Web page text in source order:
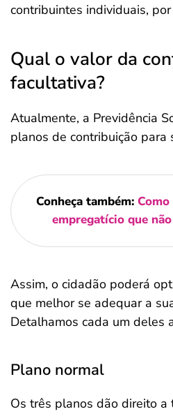
contribuintes individuais,
Qual o valor da
facultativa?
Atualmente, a Previdência
planos de contribuição para
Conheça também:
empregatício que
Assim, o cidadão poderá
que melhor se adequar a
Detalhamos cada um deles
Plano normal
Os três planos dão direito a